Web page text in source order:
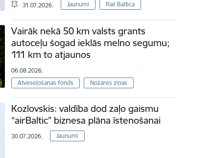
31.07.2026. Jaunumi Rail Baltica
Vairāk nekā 50 km valsts grants
autoceļu šogad ieklās melno segumu;
111 km to atjaunos
06.08.2026.
Atveseļošanas fonds
Nozares ziņas
Kozlovskis: valdība dod zaļo gaismu
“airBaltic” biznesa plāna īstenošanai
30.07.2026. Jaunumi